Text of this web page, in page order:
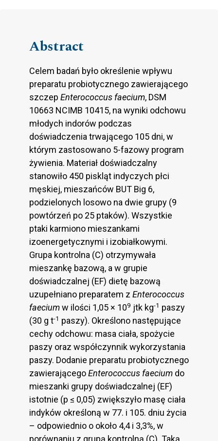
Abstract
Celem badań było określenie wpływu
preparatu probiotycznego zawierającego
szczep Enterococcus faecium, DSM
10663 NCIMB 10415, na wyniki odchowu
młodych indorów podczas
doświadczenia trwającego 105 dni, w
którym zastosowano 5-fazowy program
żywienia. Materiał doświadczalny
stanowiło 450 piskląt indyczych płci
męskiej, mieszańców BUT Big 6,
podzielonych losowo na dwie grupy (9
powtórzeń po 25 ptaków). Wszystkie
ptaki karmiono mieszankami
izoenergetycznymi i izobiałkowymi.
Grupa kontrolna (C) otrzymywała
mieszankę bazową, a w grupie
doświadczalnej (EF) dietę bazową
uzupełniano preparatem z Enterococcus
faeciumw ilości 1,05 × 109 jtk kg-1 paszy
(30 g t-1 paszy). Określono następujące
cechy odchowu: masa ciała, spożycie
paszy oraz współczynnik wykorzystania
paszy. Dodanie preparatu probiotycznego
zawierającegoEnterococcus faecium do
mieszanki grupy doświadczalnej (EF)
istotnie (p ≤ 0,05) zwiększyło masę ciała
indyków określoną w 77. i 105. dniu życia
– odpowiednio o około 4,4 i 3,3%, w
porównaniu z grupą kontrolną (C). Taką